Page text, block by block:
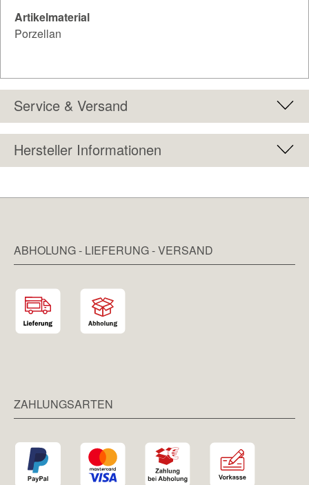
Artikelmaterial
Porzellan
Service & Versand
Hersteller Informationen
ABHOLUNG - LIEFERUNG - VERSAND
ZAHLUNGSARTEN